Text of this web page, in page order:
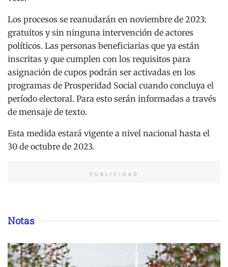
Los procesos se reanudarán en noviembre de 2023:
gratuitos y sin ninguna intervención de actores
políticos. Las personas beneficiarias que ya están
inscritas y que cumplen con los requisitos para
asignación de cupos podrán ser activadas en los
programas de Prosperidad Social cuando concluya el
período electoral. Para esto serán informadas a través
de mensaje de texto.
Esta medida estará vigente a nivel nacional hasta el
30 de octubre de 2023.
PUBLICIDAD
Notas